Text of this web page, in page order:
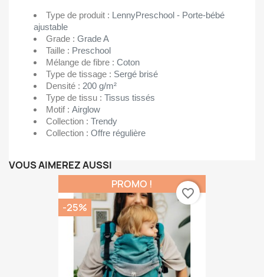
Type de produit : LennyPreschool - Porte-bébé
ajustable
Grade : Grade A
Taille : Preschool
Mélange de fibre : Coton
Type de tissage : Sergé brisé
Densité : 200 g/m²
Type de tissu : Tissus tissés
Motif : Airglow
Collection : Trendy
Collection : Offre régulière
VOUS AIMEREZ AUSSI
PROMO !
-25%
favorite_border